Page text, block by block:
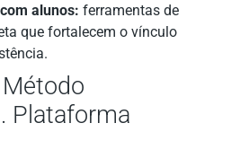
alunos: ferramentas de
que fortalecem o vínculo
Plataforma